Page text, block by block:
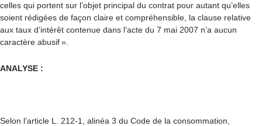
celles qui portent sur l’objet principal du contrat pour autant qu’elles
soient rédigées de façon claire et compréhensible, la clause relative
aux taux d’intérêt contenue dans l’acte du 7 mai 2007 n’a aucun
caractère abusif ».
ANALYSE :
Selon l’article L. 212-1, alinéa 3 du Code de la consommation,